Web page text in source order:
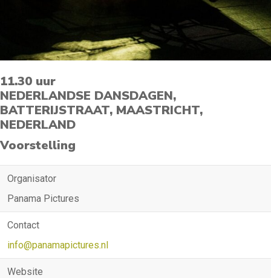
11.30 uur
NEDERLANDSE DANSDAGEN,
BATTERIJSTRAAT, MAASTRICHT,
NEDERLAND
Voorstelling
Organisator
Panama Pictures
Contact
info@panamapictures.nl
Website